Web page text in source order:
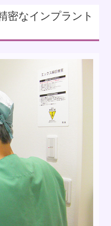
密なインプラント